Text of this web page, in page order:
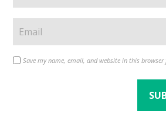
Save my name, email, and website in this